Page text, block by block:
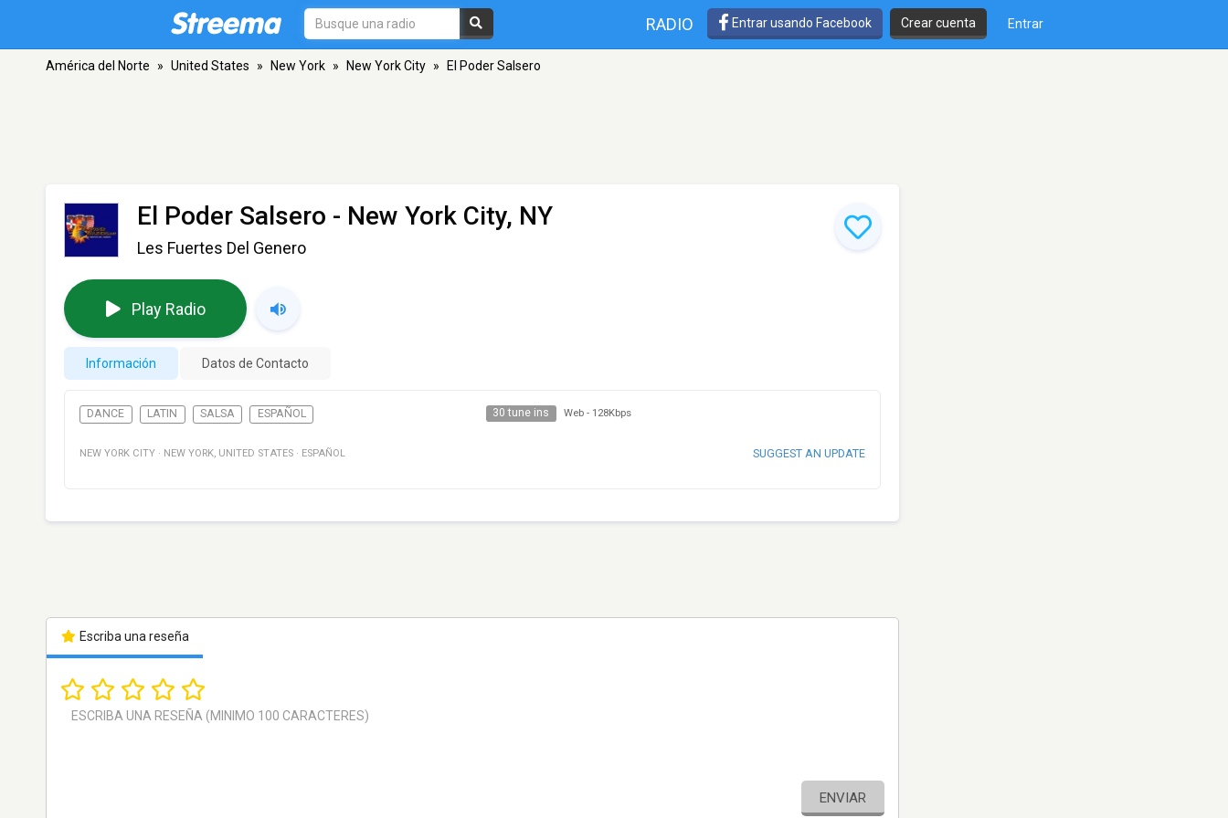
RADIO Entrar usando Facebook Crear cuenta Entrar
América del Norte » United States » New York » New York City » El Poder Salsero
El Poder Salsero - New York City, NY
Les Fuertes Del Genero
Play Radio
Información Datos de Contacto
DANCE LATIN SALSA ESPAÑOL 30 tune ins Web - 128Kbps
NEW YORK CITY · NEW YORK, UNITED STATES · ESPAÑOL SUGGEST AN UPDATE
Escriba una reseña
ENVIAR